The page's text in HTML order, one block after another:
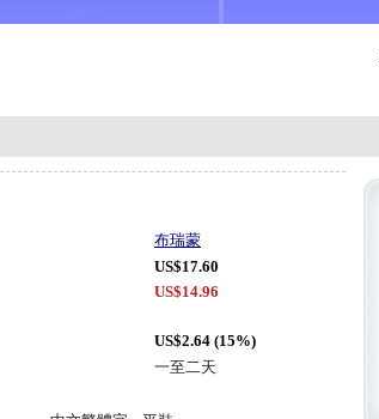
布瑞蒙
US$17.60
US$14.96
US$2.64 (15%)
一至二天